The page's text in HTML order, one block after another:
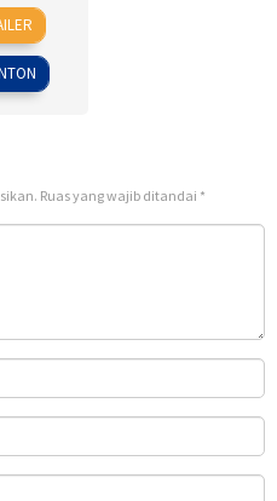
24
Feb
2018
Heo
Jong
Ruas yang wajib ditandai *